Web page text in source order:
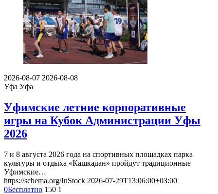
2026-08-07 2026-08-08
Уфа Уфа
Уфимские летние корпоративные
игры на Кубок Администрации Уфы
2026
7 и 8 августа 2026 года на спортивных площадках парка
культуры и отдыха «Кашкадан» пройдут традиционные
Уфимские…
https://schema.org/InStock 2026-07-29T13:06:00+03:00
0Бесплатно 150 1